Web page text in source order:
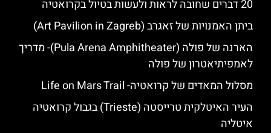
20 דברים שחובה לראות ולעשות בטיול בקרואטיה
ביתן האמנויות של זאגרב (Art Pavilion in Zagreb)
הארנה של פולה (Pula Arena Amphitheater)- מדריך
לאמפיתיאטרון של פולה
מסלול המאדים של קרואטיה- Life on Mars Trail
העיר האיטלקית טרייסטה (Trieste) בגבול קרואטיה
איטליה